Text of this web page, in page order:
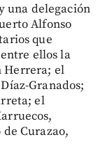
una delegación
Alfonso
que
ellos la
Herrera; el
Granados;
el
Curazao,